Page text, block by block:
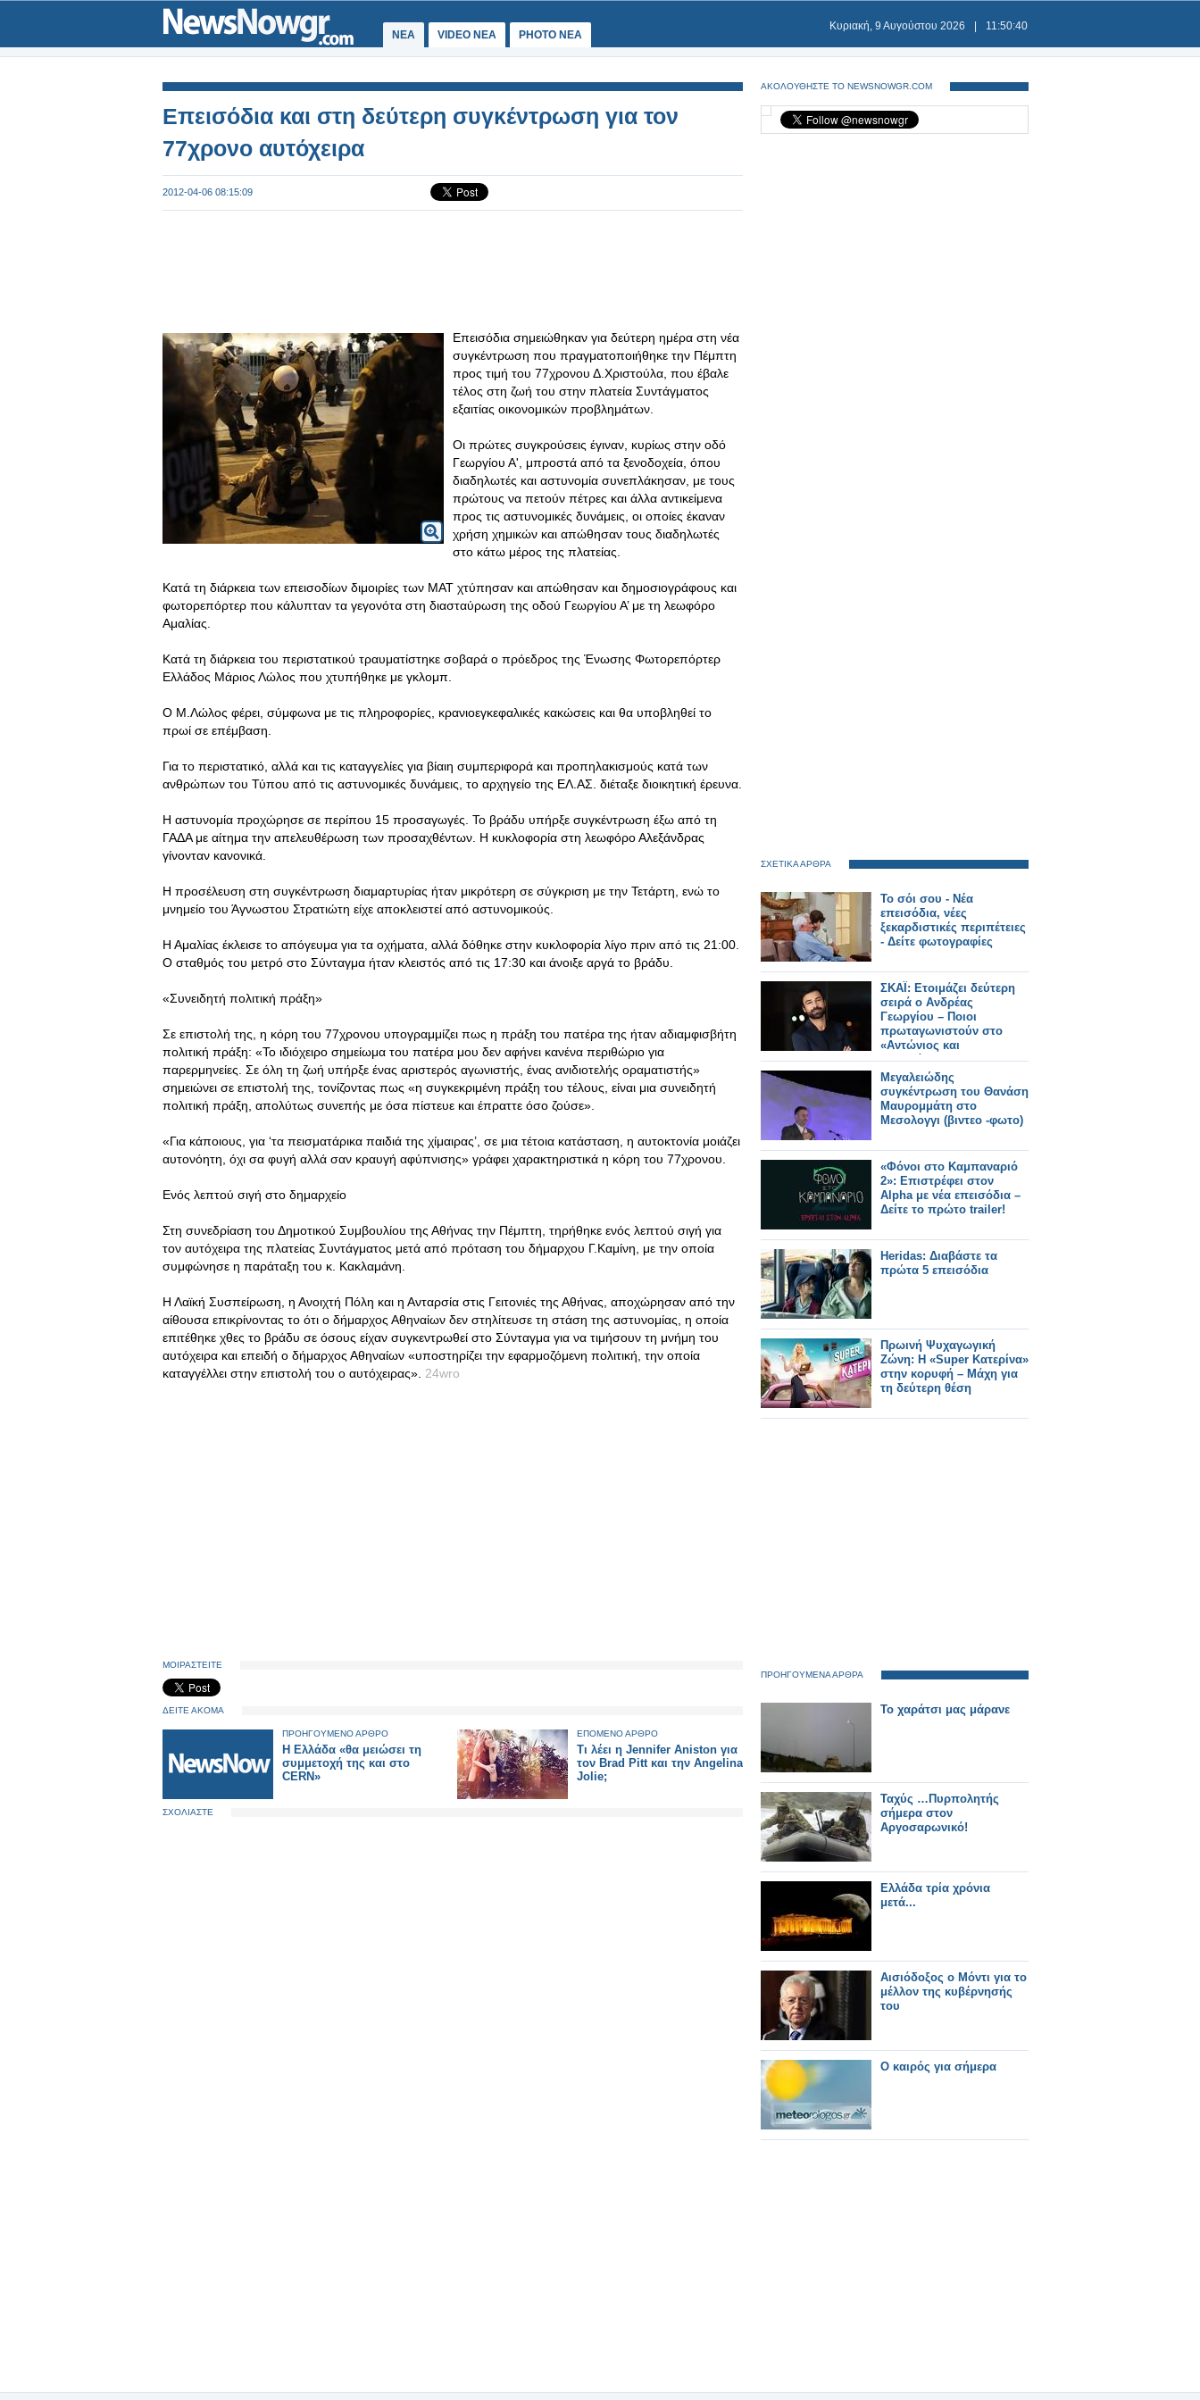
ΝΕΑ VIDEO NEA PHOTO NEA
Κυριακή, 9 Αυγούστου 2026 11:50:40
Επεισόδια και στη δεύτερη συγκέντρωση για τον
77χρονο αυτόχειρα
2012-04-06 08:15:09
Επεισόδια σημειώθηκαν για δεύτερη ημέρα στη νέα
συγκέντρωση που πραγματοποιήθηκε την Πέμπτη
προς τιμή του 77χρονου Δ.Χριστούλα, που έβαλε
τέλος στη ζωή του στην πλατεία Συντάγματος
εξαιτίας οικονομικών προβλημάτων.
Οι πρώτες συγκρούσεις έγιναν, κυρίως στην οδό
Γεωργίου Α', μπροστά από τα ξενοδοχεία, όπου
διαδηλωτές και αστυνομία συνεπλάκησαν, με τους
πρώτους να πετούν πέτρες και άλλα αντικείμενα
προς τις αστυνομικές δυνάμεις, οι οποίες έκαναν
χρήση χημικών και απώθησαν τους διαδηλωτές
στο κάτω μέρος της πλατείας.
Κατά τη διάρκεια των επεισοδίων διμοιρίες των ΜΑΤ χτύπησαν και απώθησαν και δημοσιογράφους και
φωτορεπόρτερ που κάλυπταν τα γεγονότα στη διασταύρωση της οδού Γεωργίου Α’ με τη λεωφόρο
Αμαλίας.
Κατά τη διάρκεια του περιστατικού τραυματίστηκε σοβαρά ο πρόεδρος της Ένωσης Φωτορεπόρτερ
Ελλάδος Μάριος Λώλος που χτυπήθηκε με γκλομπ.
Ο Μ.Λώλος φέρει, σύμφωνα με τις πληροφορίες, κρανιοεγκεφαλικές κακώσεις και θα υποβληθεί το
πρωί σε επέμβαση.
Για το περιστατικό, αλλά και τις καταγγελίες για βίαιη συμπεριφορά και προπηλακισμούς κατά των
ανθρώπων του Τύπου από τις αστυνομικές δυνάμεις, το αρχηγείο της ΕΛ.ΑΣ. διέταξε διοικητική έρευνα.
Η αστυνομία προχώρησε σε περίπου 15 προσαγωγές. Το βράδυ υπήρξε συγκέντρωση έξω από τη
ΓΑΔΑ με αίτημα την απελευθέρωση των προσαχθέντων. Η κυκλοφορία στη λεωφόρο Αλεξάνδρας
γίνονταν κανονικά.
Η προσέλευση στη συγκέντρωση διαμαρτυρίας ήταν μικρότερη σε σύγκριση με την Τετάρτη, ενώ το
μνημείο του Άγνωστου Στρατιώτη είχε αποκλειστεί από αστυνομικούς.
Η Αμαλίας έκλεισε το απόγευμα για τα οχήματα, αλλά δόθηκε στην κυκλοφορία λίγο πριν από τις 21:00.
Ο σταθμός του μετρό στο Σύνταγμα ήταν κλειστός από τις 17:30 και άνοιξε αργά το βράδυ.
«Συνειδητή πολιτική πράξη»
Σε επιστολή της, η κόρη του 77χρονου υπογραμμίζει πως η πράξη του πατέρα της ήταν αδιαμφισβήτη
πολιτική πράξη: «Το ιδιόχειρο σημείωμα του πατέρα μου δεν αφήνει κανένα περιθώριο για
παρερμηνείες. Σε όλη τη ζωή υπήρξε ένας αριστερός αγωνιστής, ένας ανιδιοτελής οραματιστής»
σημειώνει σε επιστολή της, τονίζοντας πως «η συγκεκριμένη πράξη του τέλους, είναι μια συνειδητή
πολιτική πράξη, απολύτως συνεπής με όσα πίστευε και έπραττε όσο ζούσε».
«Για κάποιους, για ‘τα πεισματάρικα παιδιά της χίμαιρας’, σε μια τέτοια κατάσταση, η αυτοκτονία μοιάζει
αυτονόητη, όχι σα φυγή αλλά σαν κραυγή αφύπνισης» γράφει χαρακτηριστικά η κόρη του 77χρονου.
Ενός λεπτού σιγή στο δημαρχείο
Στη συνεδρίαση του Δημοτικού Συμβουλίου της Αθήνας την Πέμπτη, τηρήθηκε ενός λεπτού σιγή για
τον αυτόχειρα της πλατείας Συντάγματος μετά από πρόταση του δήμαρχου Γ.Καμίνη, με την οποία
συμφώνησε η παράταξη του κ. Κακλαμάνη.
Η Λαϊκή Συσπείρωση, η Ανοιχτή Πόλη και η Ανταρσία στις Γειτονιές της Αθήνας, αποχώρησαν από την
αίθουσα επικρίνοντας το ότι ο δήμαρχος Αθηναίων δεν στηλίτευσε τη στάση της αστυνομίας, η οποία
επιτέθηκε χθες το βράδυ σε όσους είχαν συγκεντρωθεί στο Σύνταγμα για να τιμήσουν τη μνήμη του
αυτόχειρα και επειδή ο δήμαρχος Αθηναίων «υποστηρίζει την εφαρμοζόμενη πολιτική, την οποία
καταγγέλλει στην επιστολή του ο αυτόχειρας». 24wro
ΜΟΙΡΑΣΤΕΙΤΕ
ΔΕΙΤΕ ΑΚΟΜΑ
ΠΡΟΗΓΟΥΜΕΝΟ ΑΡΘΡΟ
Η Ελλάδα «θα μειώσει τη
συμμετοχή της και στο
CERN»
ΕΠΟΜΕΝΟ ΑΡΘΡΟ
Τι λέει η Jennifer Aniston για
τον Brad Pitt και την Angelina
Jolie;
ΣΧΟΛΙΑΣΤΕ
ΑΚΟΛΟΥΘΗΣΤΕ ΤΟ NEWSNOWGR.COM
ΣΧΕΤΙΚΑ ΑΡΘΡΑ
Το σόι σου - Νέα
επεισόδια, νέες
ξεκαρδιστικές περιπέτειες
- Δείτε φωτογραφίες
ΣΚΑΪ: Ετοιμάζει δεύτερη
σειρά ο Ανδρέας
Γεωργίου – Ποιοι
πρωταγωνιστούν στο
«Αντώνιος και
Κλεοπάτρα»
Μεγαλειώδης
συγκέντρωση του Θανάση
Μαυρομμάτη στο
Μεσολογγι (βιντεο -φωτο)
«Φόνοι στο Καμπαναριό
2»: Επιστρέφει στον
Alpha με νέα επεισόδια –
Δείτε το πρώτο trailer!
Heridas: Διαβάστε τα
πρώτα 5 επεισόδια
Πρωινή Ψυχαγωγική
Ζώνη: Η «Super Κατερίνα»
στην κορυφή – Μάχη για
τη δεύτερη θέση
ΠΡΟΗΓΟΥΜΕΝΑ ΑΡΘΡΑ
Το χαράτσι μας μάρανε
Ταχύς …Πυρπολητής
σήμερα στον
Αργοσαρωνικό!
Ελλάδα τρία χρόνια
μετά...
Αισιόδοξος ο Μόντι για το
μέλλον της κυβέρνησής
του
O καιρός για σήμερα